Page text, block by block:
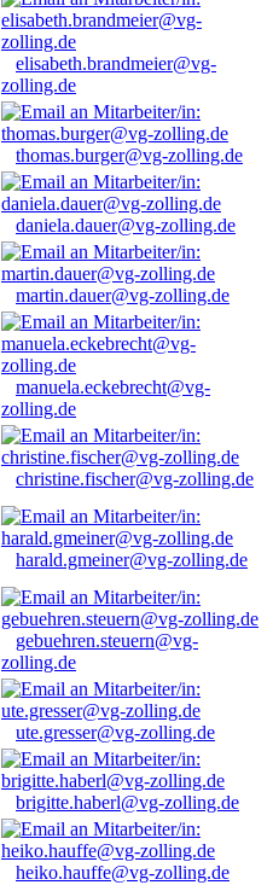
elisabeth.brandmeier@vg-
zolling.de
thomas.burger@vg-zolling.de
daniela.dauer@vg-zolling.de
martin.dauer@vg-zolling.de
manuela.eckebrecht@vg-
zolling.de
christine.fischer@vg-zolling.de
harald.gmeiner@vg-zolling.de
gebuehren.steuern@vg-
zolling.de
ute.gresser@vg-zolling.de
brigitte.haberl@vg-zolling.de
heiko.hauffe@vg-zolling.de